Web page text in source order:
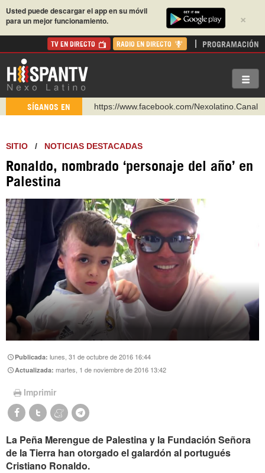
×
Usted puede descargar el app en su móvil
para un mejor funcionamiento.
TV EN DIRECTO RADIO EN DIRECTO PROGRAMACIÓN
SÍGANOS EN
https://www.facebook.com/Nexolatino.Canal
http://twitter.com/nexo_latino
https://t.me/hispantvcanal
Instagram como: hispan_tv
SITIO / NOTICIAS DESTACADAS
Ronaldo, nombrado ‘personaje del año’ en
Palestina
Publicada:lunes, 31 de octubre de 2016 16:44
Actualizada:martes, 1 de noviembre de 2016 13:42
Imprimir
La Peña Merengue de Palestina y la Fundación Señora
de la Tierra han otorgado el galardón al portugués
Cristiano Ronaldo.